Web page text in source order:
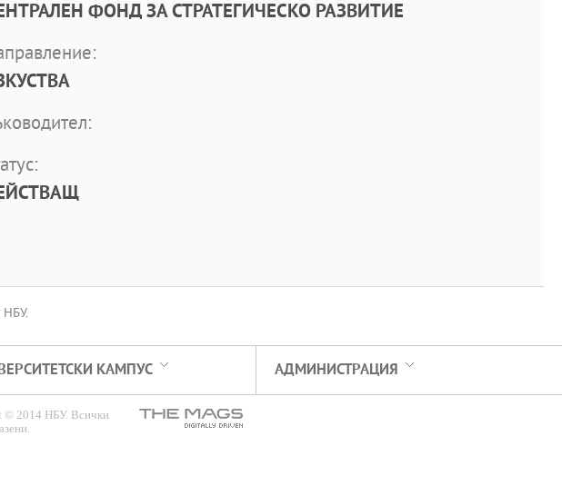
ФОНД ЗА СТРАТЕГИЧЕСКО РАЗВИТИЕ
НБУ.
КАМПУС АДМИНИСТРАЦИЯ
© 2014 НБУ. Всички